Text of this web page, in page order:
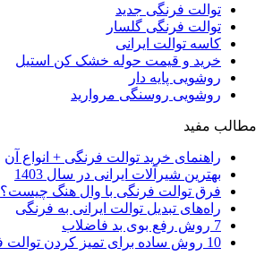
توالت فرنگی جدید
توالت فرنگی گلسار
کاسه توالت ایرانی
خرید و قیمت حوله خشک کن استیل
روشویی پایه دار
روشویی روسنگی مروارید
مطالب مفید
راهنمای خرید توالت فرنگی + انواع آن
بهترین شیرآلات ایرانی در سال 1403
فرق توالت فرنگی با وال هنگ چیست؟
راه‌های تبدیل توالت ایرانی به فرنگی
7 روش رفع بوی بد فاضلاب
10 روش ساده برای تمیز کردن توالت فرنگی